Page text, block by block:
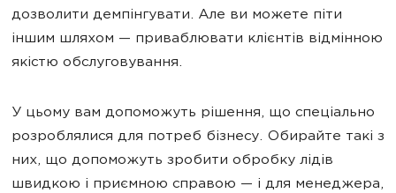
дозволити демпінгувати. Але ви можете піти
іншим шляхом — приваблювати клієнтів відмінною
якістю обслуговування.
У цьому вам допоможуть рішення, що спеціально
розроблялися для потреб бізнесу. Обирайте такі з
них, що допоможуть зробити обробку лідів
швидкою і приємною справою — і для менеджера,